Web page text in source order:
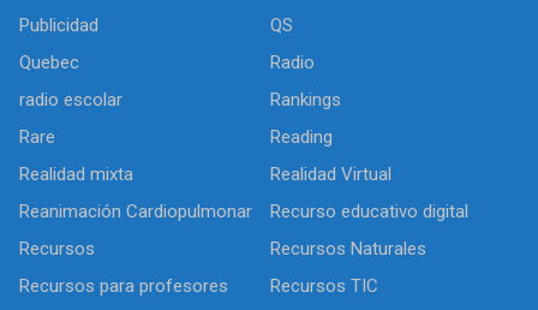
Publicidad
QS
Quebec
Radio
radio escolar
Rankings
Rare
Reading
Realidad mixta
Realidad Virtual
Reanimación Cardiopulmonar
Recurso educativo digital
Recursos
Recursos Naturales
Recursos para profesores
Recursos TIC